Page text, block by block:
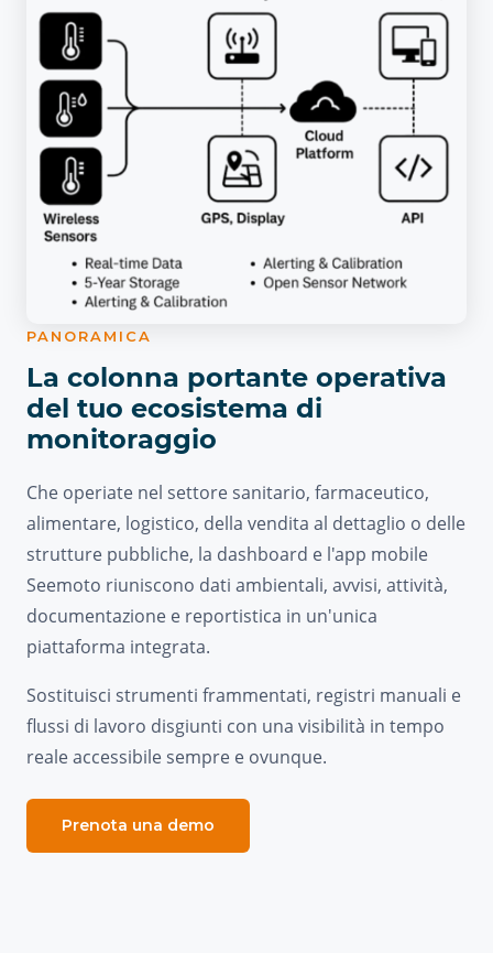
PANORAMICA
La colonna portante operativa
del tuo ecosistema di
monitoraggio
Che operiate nel settore sanitario, farmaceutico,
alimentare, logistico, della vendita al dettaglio o delle
strutture pubbliche, la dashboard e l'app mobile
Seemoto riuniscono dati ambientali, avvisi, attività,
documentazione e reportistica in un'unica
piattaforma integrata.
Sostituisci strumenti frammentati, registri manuali e
flussi di lavoro disgiunti con una visibilità in tempo
reale accessibile sempre e ovunque.
Prenota una demo